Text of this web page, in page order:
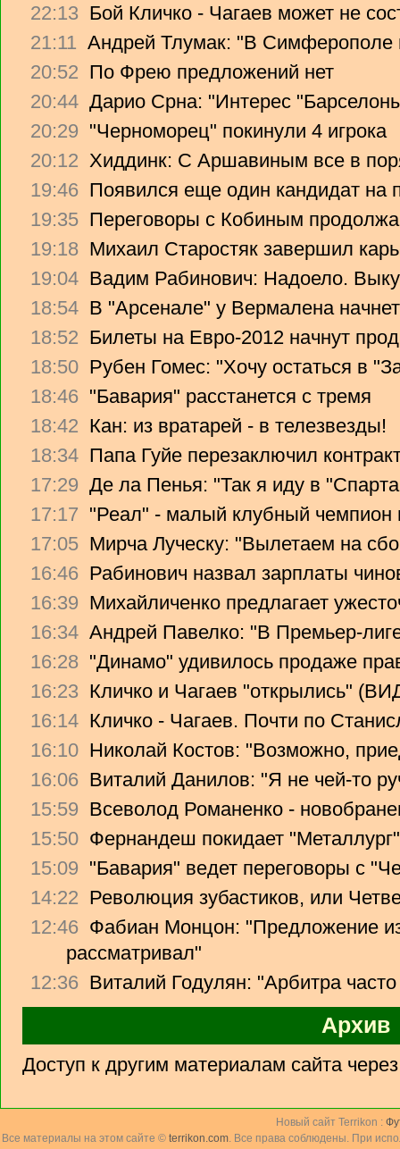
22:13 Бой Кличко - Чагаев может не
21:11 Андрей Тлумак: "В Симферополе
20:52 По Фрею предложений нет
20:44 Дарио Срна: "Интерес
20:29 "Черноморец" покинули 4 игрока
20:12 Хиддинк: С Аршавиным все в
19:46 Появился еще один кандидат на
19:35 Переговоры с Кобиным
19:18 Михаил Старостяк завершил
19:04 Вадим Рабинович: Надоело.
18:54 В "Арсенале" у Вермалена
18:52 Билеты на Евро-2012 начнут
18:50 Рубен Гомес: "Хочу остаться в
18:46 "Бавария" расстанется с тремя
18:42 Кан: из вратарей - в телезвезды!
18:34 Папа Гуйе перезаключил
17:29 Де ла Пенья: "Так я иду в
17:17 "Реал" - малый клубный чемпион
17:05 Мирча Луческу: "Вылетаем на
16:46 Рабинович назвал зарплаты
16:39 Михайличенко предлагает
16:34 Андрей Павелко: "В Премьер-
16:28 "Динамо" удивилось продаже
16:23 Кличко и Чагаев "открылись"
16:14 Кличко - Чагаев. Почти по
16:10 Николай Костов: "Возможно,
16:06 Виталий Данилов: "Я не чей-то
15:59 Всеволод Романенко -
15:50 Фернандеш покидает "Металлург"
15:09 "Бавария" ведет переговоры с
14:22 Революция зубастиков, или
12:46 Фабиан Монцон: "Предложение
рассматривал"
12:36 Виталий Годулян: "Арбитра
Архив
Доступ к другим материалам сайта
Новый сайт Terrikon :
Все материалы на этом сайте © terrikon.com. Все права соблюдены. При